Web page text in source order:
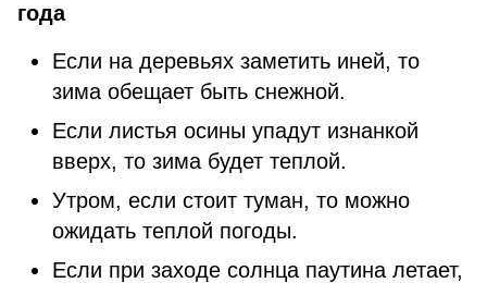
года
Если на деревьях заметить иней, то
зима обещает быть снежной.
Если листья осины упадут изнанкой
вверх, то зима будет теплой.
Утром, если стоит туман, то можно
ожидать теплой погоды.
Если при заходе солнца паутина летает,